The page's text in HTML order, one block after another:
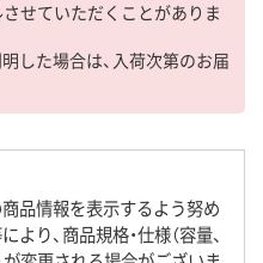
せていただくことがありま
した場合は、入荷次第のお届
品情報を表示するよう努め
り、商品規格・仕様（容量、